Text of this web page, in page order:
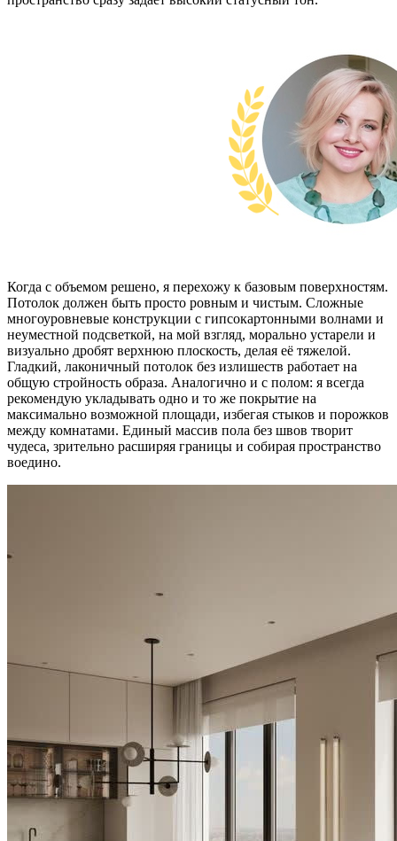
Когда с объемом решено, я перехожу к базовым поверхностям.
Потолок должен быть просто ровным и чистым. Сложные
многоуровневые конструкции с гипсокартонными волнами и
неуместной подсветкой, на мой взгляд, морально устарели и
визуально дробят верхнюю плоскость, делая её тяжелой.
Гладкий, лаконичный потолок без излишеств работает на
общую стройность образа. Аналогично и с полом: я всегда
рекомендую укладывать одно и то же покрытие на
максимально возможной площади, избегая стыков и порожков
между комнатами. Единый массив пола без швов творит
чудеса, зрительно расширяя границы и собирая пространство
воедино.